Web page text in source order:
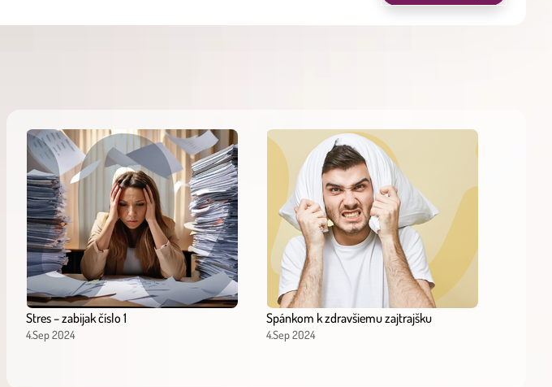
Stres – zabijak číslo 1
4.Sep 2024
Spánkom k zdravšiemu zajtrajšku
4.Sep 2024